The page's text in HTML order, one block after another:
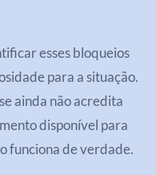
esses bloqueios
para a situação.
ainda não acredita
disponível para
funciona de verdade.